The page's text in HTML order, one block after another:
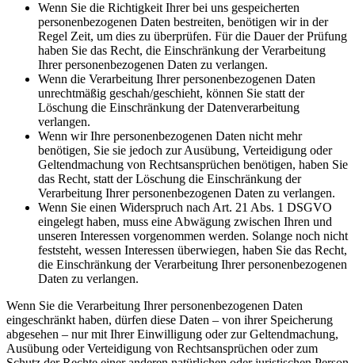
Wenn Sie die Richtigkeit Ihrer bei uns gespeicherten
personenbezogenen Daten bestreiten, benötigen wir in der
Regel Zeit, um dies zu überprüfen. Für die Dauer der Prüfung
haben Sie das Recht, die Einschränkung der Verarbeitung
Ihrer personenbezogenen Daten zu verlangen.
Wenn die Verarbeitung Ihrer personenbezogenen Daten
unrechtmäßig geschah/geschieht, können Sie statt der
Löschung die Einschränkung der Datenverarbeitung
verlangen.
Wenn wir Ihre personenbezogenen Daten nicht mehr
benötigen, Sie sie jedoch zur Ausübung, Verteidigung oder
Geltendmachung von Rechtsansprüchen benötigen, haben Sie
das Recht, statt der Löschung die Einschränkung der
Verarbeitung Ihrer personenbezogenen Daten zu verlangen.
Wenn Sie einen Widerspruch nach Art. 21 Abs. 1 DSGVO
eingelegt haben, muss eine Abwägung zwischen Ihren und
unseren Interessen vorgenommen werden. Solange noch nicht
feststeht, wessen Interessen überwiegen, haben Sie das Recht,
die Einschränkung der Verarbeitung Ihrer personenbezogenen
Daten zu verlangen.
Wenn Sie die Verarbeitung Ihrer personenbezogenen Daten
eingeschränkt haben, dürfen diese Daten – von ihrer Speicherung
abgesehen – nur mit Ihrer Einwilligung oder zur Geltendmachung,
Ausübung oder Verteidigung von Rechtsansprüchen oder zum